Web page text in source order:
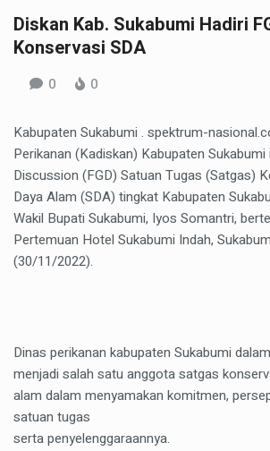
Diskan Kab. Sukabumi Hadiri
Konservasi SDA
0 0
Kabupaten Sukabumi . spektrum-
Perikanan (Kadiskan) Kabupaten
Discussion (FGD) Satuan Tugas (Satgas)
Daya Alam (SDA) tingkat Kabupaten
Wakil Bupati Sukabumi, Iyos Somantri,
Pertemuan Hotel Sukabumi Indah,
(30/11/2022).
Dinas perikanan kabupaten Sukabumi
menjadi salah satu anggota satgas
alam dalam menyamakan komitmen,
satuan tugas
serta penyelenggaraannya.